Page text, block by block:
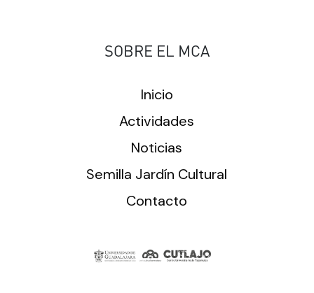
SOBRE EL MCA
Inicio
Actividades
Noticias
Semilla Jardín Cultural
Contacto